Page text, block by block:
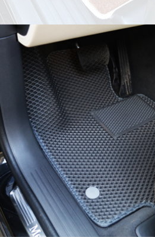
© ателье
корпус 1.
На нашем
персональных
браузером.
и т.д. Если Вы
согласие на
Положении по
+7 (351) 277